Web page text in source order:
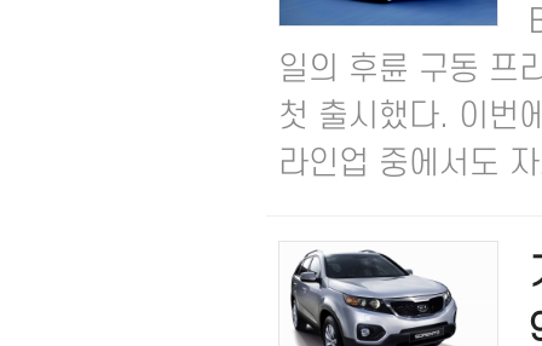
일의 후륜 구동 프
첫 출시했다. 이번
라인업 중에서도